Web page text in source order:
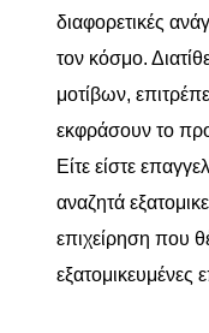
διαφορετικές
τον κόσμο.
μοτίβων,
εκφράσουν το
Είτε είστε
αναζητά
επιχείρηση που
εξατομικευμένες